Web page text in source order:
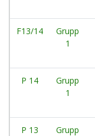
F13/14
Grupp
1
P 14
Grupp
1
P 13
Grupp